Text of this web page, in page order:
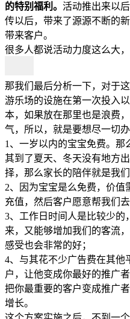
的特别福利。 活动推出来以
传以后，带来了源源不断的
带来客户。
很多人都说活动力度这么大
那我们最后分析一下，对于
游乐场的设施在第一次投入
本，如果放在那里也是浪费
气，所以，就是要想尽一切
1、一岁以内的宝宝免费。那
其到了夏天、冬天没有地方
择，那么家长的陪伴就是我们
2、因为宝宝是么免费，价
充值，然后客户愿意帮我们
3、工作日时间人是比较少的
来，又能够增加我们的客流
感受也会非常的好；
4、与其花不少广告费在其他
户，让他变成你最好的推广
把你最重要的客户变成推广
增长。